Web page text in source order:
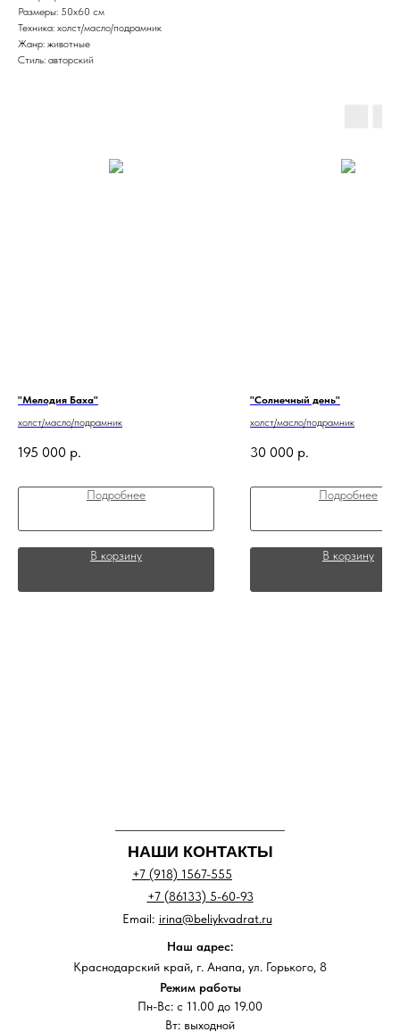
Размеры: 50x60 см
Техника: холст/масло/подрамник
Жанр: животные
Стиль: авторский
"Мелодия Баха"
холст/масло/подрамник
195 000 р.
Подробнее
В корзину
"Солнечный день"
холст/масло/подрамник
30 000 р.
Подробнее
В корзину
НАШИ КОНТАКТЫ
+7 (918) 1567-555
+7 (86133) 5-60-93
Наш адрес:
Краснодарский край, г. Анапа, ул. Горького, 8
Режим работы
Пн-Вс: с 11.00 до 19.00
Вт: выходной
irina@beliykvadrat.ru
Email: